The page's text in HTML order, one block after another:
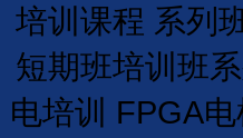
培训课程 系列
短期班培训 班
电培训 FPGA电